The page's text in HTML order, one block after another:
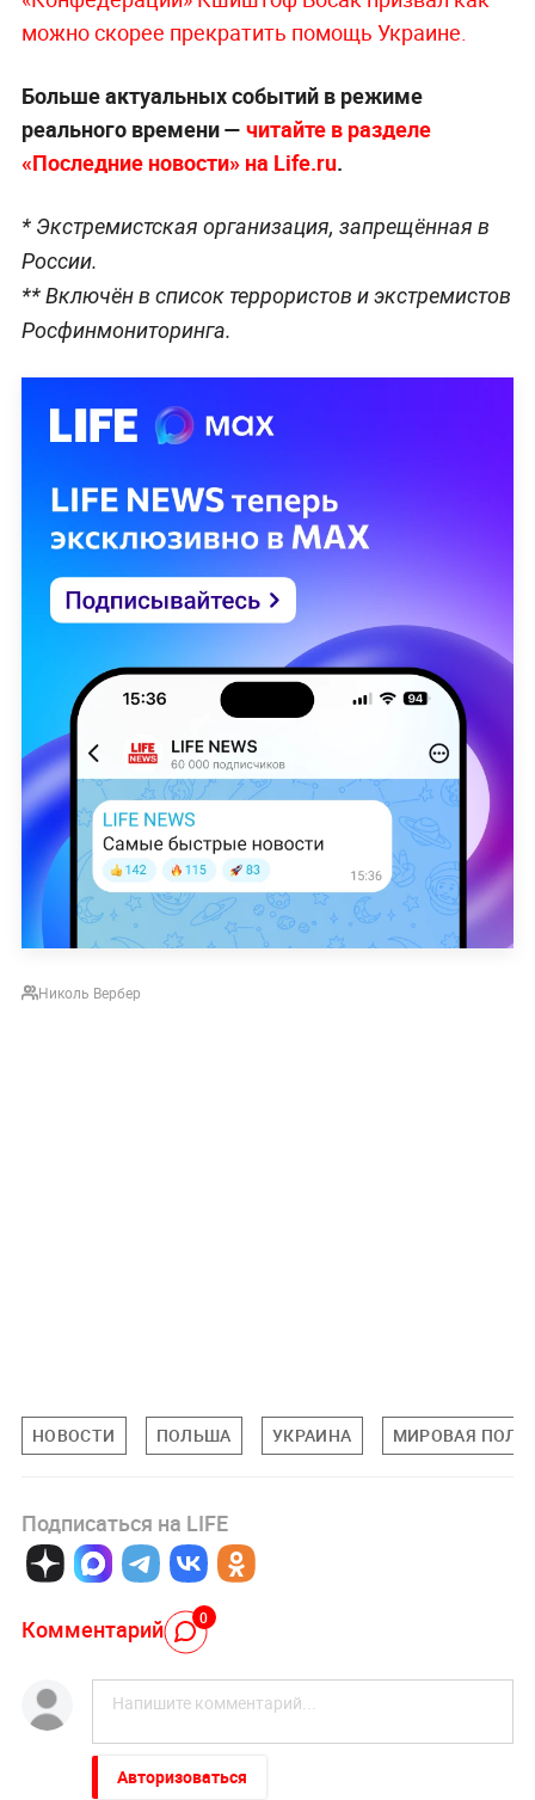
можно скорее прекратить помощь Украине.
Больше актуальных событий в режиме
реального времени — читайте в разделе
«Последние новости» на Life.ru.
* Экстремистская организация, запрещённая в
России.
** Включён в список террористов и экстремистов
Росфинмониторинга.
Николь Вербер
НОВОСТИ ПОЛЬША УКРАИНА МИРОВАЯ
Подписаться на LIFE
Комментарий 0
Авторизоваться